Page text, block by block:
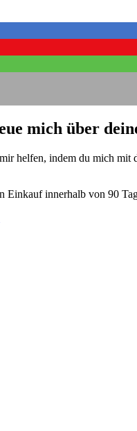
mich über
helfen, indem du mich mit
innerhalb von 90